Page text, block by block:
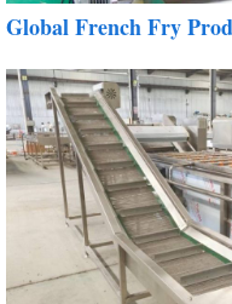
Global French Fry